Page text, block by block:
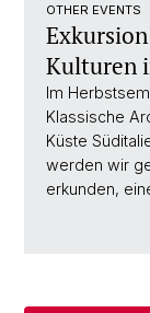
OTHER EVENTS
Kulturen
Im
Klassische
Küste
werden wir
erkunden,